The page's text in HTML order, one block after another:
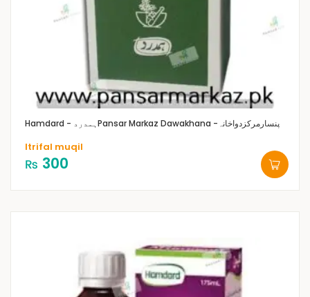
Hamdard - ہمدرد Pansar Markaz Dawakhana -پنسارمرکزدواخانہ
Itrifal muqil
₨ 300